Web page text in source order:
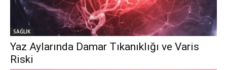
SAĞLIK
Yaz Aylarında Damar Tıkanıklığı ve Varis
Riski